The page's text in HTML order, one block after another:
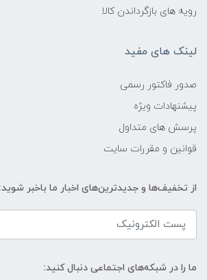
رویه های بازگرداندن کالا
لینک های مفید
صدور فاکتور رسمی
پیشنهادات ویژه
پرسش های متداول
قوانین و مقررات سایت
از تخفیف‌ها و جدیدترین‌های اخبار ما باخبر شوید:
ما را در شبکه‌های اجتماعی دنبال کنید: